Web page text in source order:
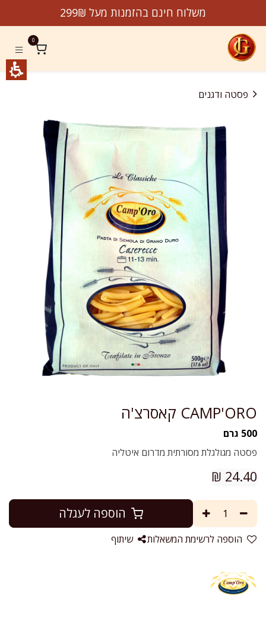
משלוח חינם בהזמנות מעל 299₪
0
פסטה ודגנים
CAMP'ORO קאסרצ'ה
500 גרם
פסטה מגולגלת מסורתית מדרום איטליה
24.40
₪
הוספה לעגלה
הוספה לרשימת המשאלות שיתוף